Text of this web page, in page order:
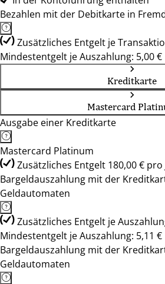
Bezahlen mit der Debitkarte in
Zusätzliches Entgelt je
Mindestentgelt je Auszahlung: 5,00 €
Kreditkarte
Mastercard
Ausgabe einer Kreditkarte
Mastercard Platinum
Zusätzliches Entgelt 180,00 € pro
Bargeldauszahlung mit der
Geldautomaten
Zusätzliches Entgelt je
Mindestentgelt je Auszahlung: 5,11 €
Bargeldauszahlung mit der
Geldautomaten